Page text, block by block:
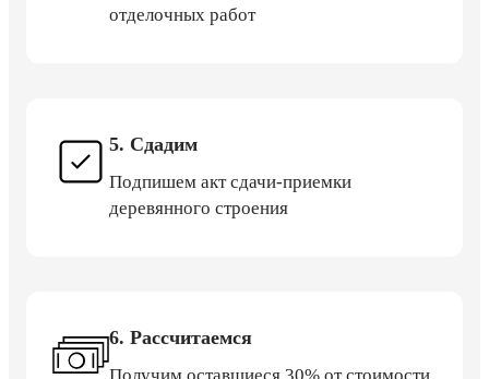
отделочных работ
5. Сдадим
Подпишем акт сдачи-приемки
деревянного строения
6. Рассчитаемся
Получим оставшиеся 30% от стоимости